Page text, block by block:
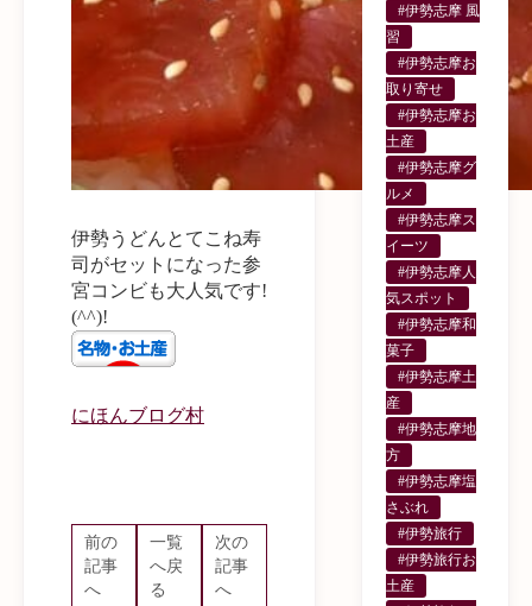
伊勢うどんとてこね寿
司がセットになった参
宮コンビも大人気です!
(^^)!
にほんブログ村
前の
記事
へ
一覧
へ戻
る
次の
記事
へ
#伊勢志摩 風
習
#伊勢志摩お
取り寄せ
#伊勢志摩お
土産
#伊勢志摩グ
ルメ
#伊勢志摩ス
イーツ
#伊勢志摩人
気スポット
#伊勢志摩和
菓子
#伊勢志摩土
産
#伊勢志摩地
方
#伊勢志摩塩
さぶれ
#伊勢旅行
#伊勢旅行お
土産